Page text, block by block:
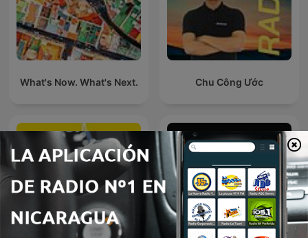
What's Now. What's Next. Chu Công Ước